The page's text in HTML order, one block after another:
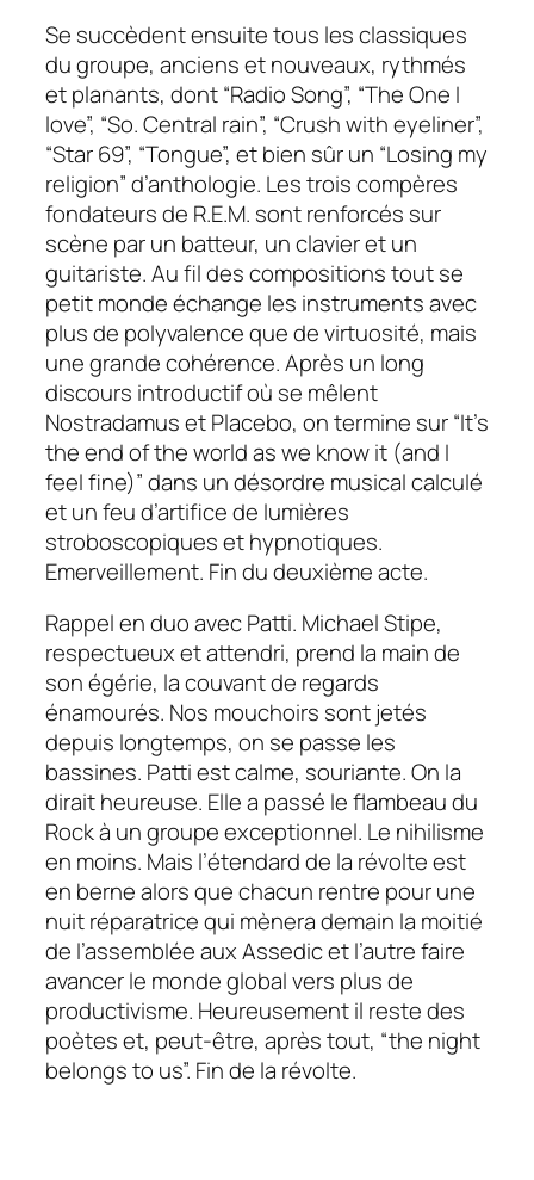
Se succèdent ensuite tous les classiques
du groupe, anciens et nouveaux, rythmés
et planants, dont “Radio Song”, “The One I
love”, “So. Central rain”, “Crush with eyeliner”,
“Star 69”, “Tongue”, et bien sûr un “Losing my
religion” d’anthologie. Les trois compères
fondateurs de R.E.M. sont renforcés sur
scène par un batteur, un clavier et un
guitariste. Au fil des compositions tout se
petit monde échange les instruments avec
plus de polyvalence que de virtuosité, mais
une grande cohérence. Après un long
discours introductif où se mêlent
Nostradamus et Placebo, on termine sur “It’s
the end of the world as we know it (and I
feel fine)” dans un désordre musical calculé
et un feu d’artifice de lumières
stroboscopiques et hypnotiques.
Emerveillement. Fin du deuxième acte.
Rappel en duo avec Patti. Michael Stipe,
respectueux et attendri, prend la main de
son égérie, la couvant de regards
énamourés. Nos mouchoirs sont jetés
depuis longtemps, on se passe les
bassines. Patti est calme, souriante. On la
dirait heureuse. Elle a passé le flambeau du
Rock à un groupe exceptionnel. Le nihilisme
en moins. Mais l’étendard de la révolte est
en berne alors que chacun rentre pour une
nuit réparatrice qui mènera demain la moitié
de l’assemblée aux Assedic et l’autre faire
avancer le monde global vers plus de
productivisme. Heureusement il reste des
poètes et, peut-être, après tout, “the night
belongs to us”. Fin de la révolte.